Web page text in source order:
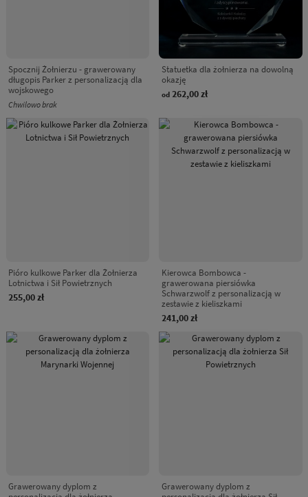
Spocznij Żołnierzu - grawerowany
długopis Parker z personalizacją dla
wojskowego
Chwilowo brak
Statuetka dla żołnierza na dowolną
okazję
od262,00 zł
Pióro kulkowe Parker dla Żołnierza
Lotnictwa i Sił Powietrznych
255,00 zł
Kierowca Bombowca -
grawerowana piersiówka
Schwarzwolf z personalizacją w
zestawie z kieliszkami
241,00 zł
Grawerowany dyplom z
Grawerowany dyplom z